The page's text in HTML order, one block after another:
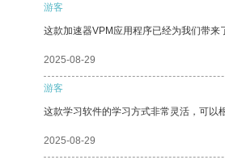
游客
这款加速器VPM应用程序已经为我们带来
2025-08-29
游客
这款学习软件的学习方式非常灵活，可以
2025-08-29